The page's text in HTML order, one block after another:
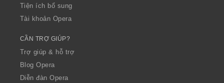
Tiện ích bổ sung
Tài khoản Opera
CẦN TRỢ GIÚP?
Trợ giúp & hỗ trợ
Blog Opera
Diễn đàn Opera